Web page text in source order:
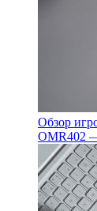
Обзор
OMR402